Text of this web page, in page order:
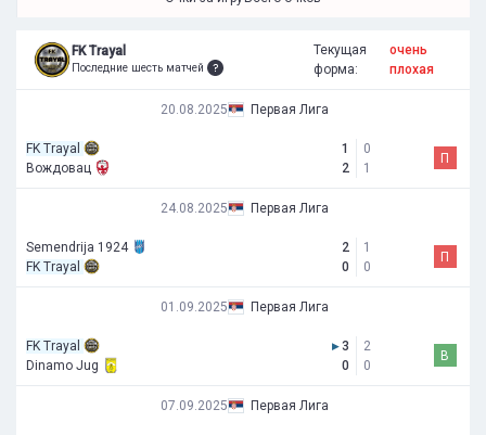
FK Trayal
Последние шесть матчей
Текущая
форма:
очень
плохая
20.08.2025 Первая Лига
FK Trayal
Вождовац
1
2
0
1
П
24.08.2025 Первая Лига
Semendrija 1924
FK Trayal
2
0
1
0
П
01.09.2025 Первая Лига
FK Trayal
Dinamo Jug
▸3
0
2
0
В
07.09.2025 Первая Лига